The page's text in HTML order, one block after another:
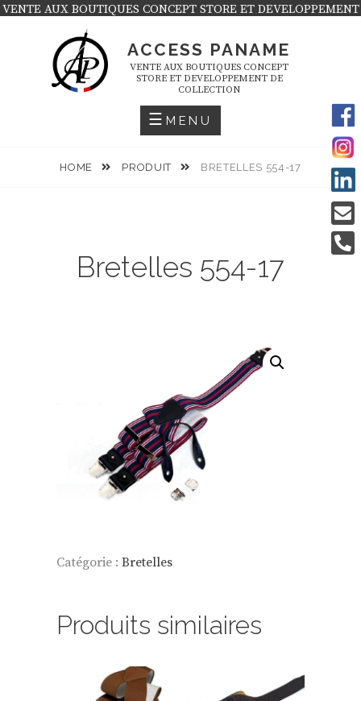
Skip
VENTE AUX BOUTIQUES CONCEPT STORE ET DEVELOPPEMENT
ACCESS PANAME
VENTE AUX BOUTIQUES CONCEPT
STORE ET DEVELOPPEMENT DE
COLLECTION
MENU
HOME PRODUIT BRETELLES 554-17
Bretelles 554-17
Catégorie : Bretelles
Produits similaires